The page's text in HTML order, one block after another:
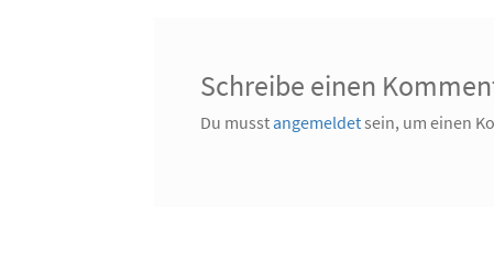
Schreibe einen
Du musstangemeldetsein, um einen